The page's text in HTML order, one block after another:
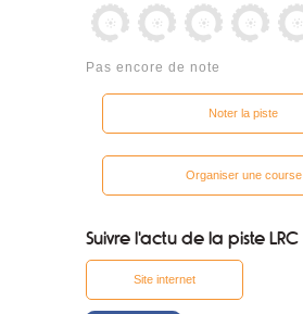
Pas encore de note
Noter la piste
Organiser une course
Suivre l'actu de la piste LRC
Site internet